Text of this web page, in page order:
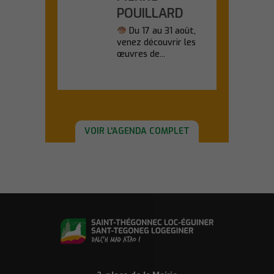
POUILLARD
Du 17 au 31 août,
venez découvrir les
œuvres de...
VOIR L'AGENDA COMPLET